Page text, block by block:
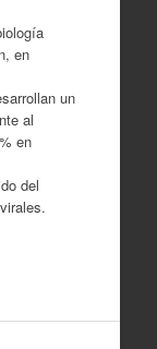
en
un
al
en
del